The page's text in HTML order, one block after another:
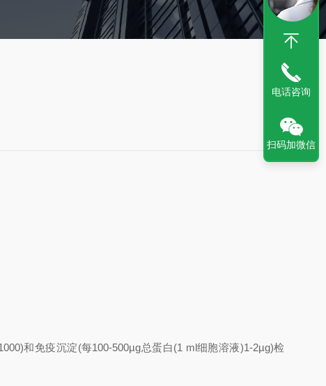
和免疫沉淀(每100-500µg总蛋白(1 ml细胞溶液)1-2µg)检
电话咨询
扫码加微信